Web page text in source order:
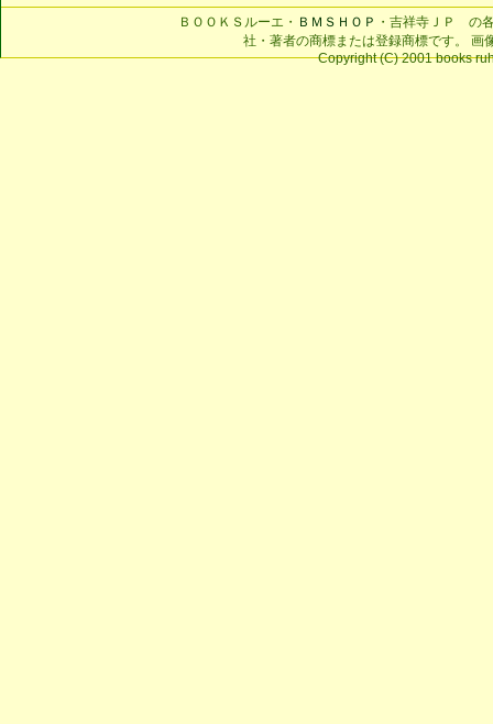
ＢＯＯＫＳルーエ・ ＢＭＳＨＯＰ ・吉祥寺ＪＰ の
社・著者の商標または登録商標です。 画
Copyright (C) 2001 books